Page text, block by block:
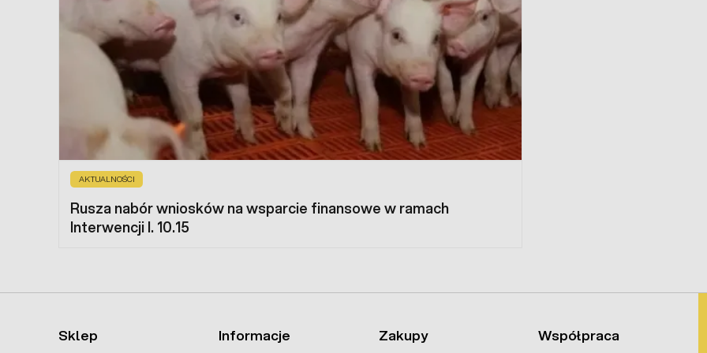
AKTUALNOŚCI
Rusza nabór wniosków na wsparcie finansowe w ramach
Interwencji I. 10.15
Sklep Informacje Zakupy Współpraca